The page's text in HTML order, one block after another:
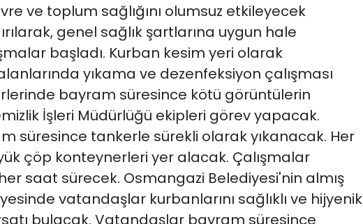
ve toplum sağlığını olumsuz etkileyecek
genel sağlık şartlarına uygun hale
başladı. Kurban kesim yeri olarak
yıkama ve dezenfeksiyon çalışması
bayram süresince kötü görüntülerin
İşleri Müdürlüğü ekipleri görev yapacak.
süresince tankerle sürekli olarak yıkanacak. Her
çöp konteynerleri yer alacak. Çalışmalar
saat sürecek. Osmangazi Belediyesi'nin almış
vatandaşlar kurbanlarını sağlıklı ve hijyenik
bulacak. Vatandaşlar bayram süresince